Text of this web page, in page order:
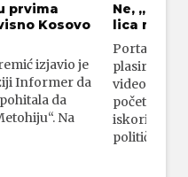
prvima
Kosovo
izjavio je
Informer da
da
Na
Ne,
lica
Portal 24
plasirali su
video-
početka
iskorišćava
političkim